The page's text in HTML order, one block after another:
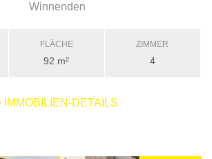
Winnenden
FLÄCHE
92 m²
ZIMMER
4
IMMOBILIEN-DETAILS